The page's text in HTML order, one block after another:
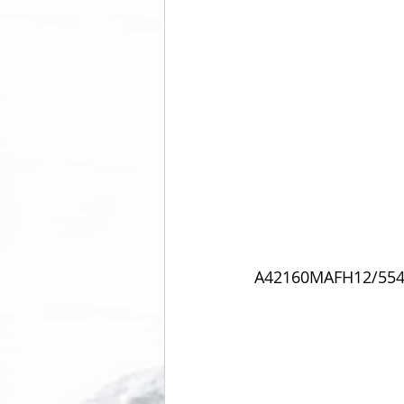
A42160MAFH12/